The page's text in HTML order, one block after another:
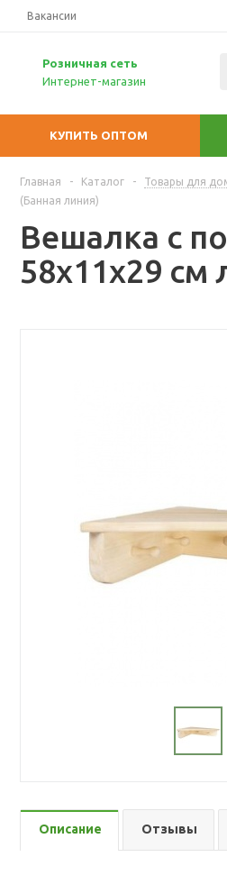
Вакансии
Розничная сеть
Интернет-магазин
КУПИТЬ ОПТОМ
Главная - Каталог - Товары для
(Банная линия)
Вешалка с
58x11x29 см
Описание Отзывы